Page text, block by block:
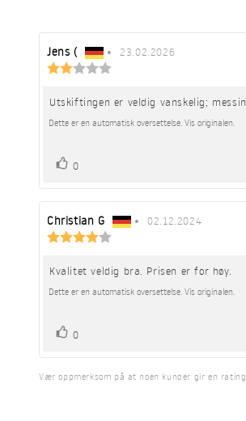
Forfatter:
Jens ( • Omtaledato:
23.02.2026
5
mulige
Omtaletekst:
Utskiftingen er veldig vanskelig;
Dette er en automatisk oversettelse. Vis originalen.
Liker
0
Forfatter:
Christian G • Omtaledato:
02.12.2024
5
mulige
Omtaletekst:
Kvalitet veldig bra. Prisen er for høy.
Dette er en automatisk oversettelse. Vis originalen.
Liker
0
Vær oppmerksom på at noen kunder gir en